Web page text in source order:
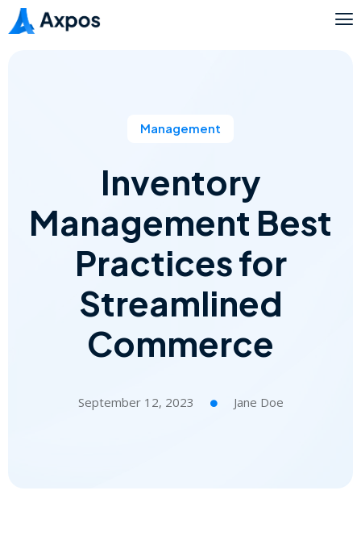
Management
Inventory
Management Best
Practices for
Streamlined
Commerce
September 12, 2023 Jane Doe